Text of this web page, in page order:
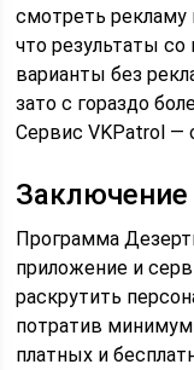
смотреть
что результаты
варианты без
зато с гораздо
Сервис VKPatrol —
Заключение
Программа
приложение и
раскрутить
потратив минимум
платных и